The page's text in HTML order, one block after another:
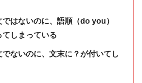
はないのに、語順（do you）
しまっている
ないのに、文末に？が付いてし